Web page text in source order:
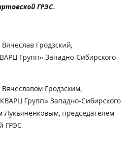
ГРЭС.
Гродзский,
Групп» Западно-Сибирского
Гродзским,
Групп» Западно-Сибирского
Лукьяненковым, председателем
ГРЭС